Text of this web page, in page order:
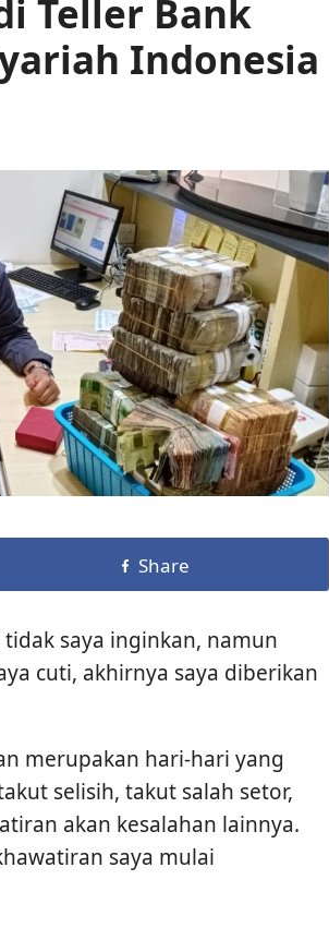
Teller Bank
Indonesia
Share
saya inginkan, namun
cuti, akhirnya saya diberikan
merupakan hari-hari yang
selisih, takut salah setor,
akan kesalahan lainnya.
saya mulai